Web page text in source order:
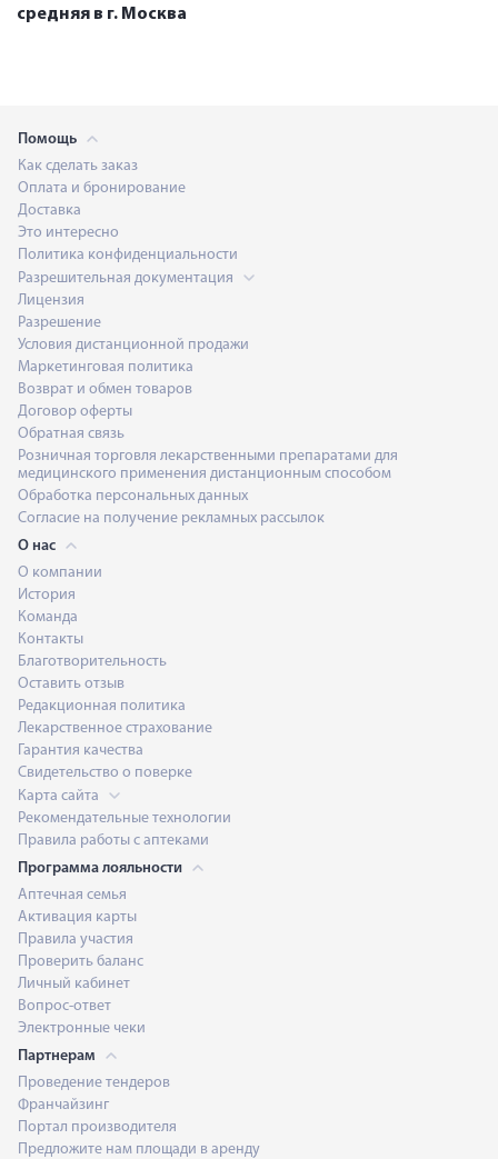
средняя в г. Москва
Помощь
Как сделать заказ
Оплата и бронирование
Доставка
Это интересно
Политика конфиденциальности
Разрешительная документация
Лицензия
Разрешение
Условия дистанционной продажи
Маркетинговая политика
Возврат и обмен товаров
Договор оферты
Обратная связь
Розничная торговля лекарственными препаратами для
медицинского применения дистанционным способом
Обработка персональных данных
Согласие на получение рекламных рассылок
О нас
О компании
История
Команда
Контакты
Благотворительность
Оставить отзыв
Редакционная политика
Лекарственное страхование
Гарантия качества
Свидетельство о поверке
Карта сайта
Рекомендательные технологии
Правила работы с аптеками
Программа лояльности
Аптечная семья
Активация карты
Правила участия
Проверить баланс
Личный кабинет
Вопрос-ответ
Электронные чеки
Партнерам
Проведение тендеров
Франчайзинг
Портал производителя
Предложите нам площади в аренду